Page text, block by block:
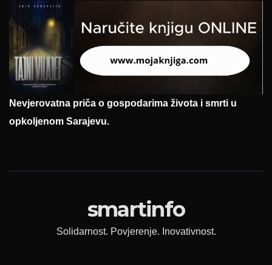
Nevjerovatna priča o gospodarima života i smrti u
opkoljenom Sarajevu.
smartinfo
Solidarnost. Povjerenje. Inovativnost.